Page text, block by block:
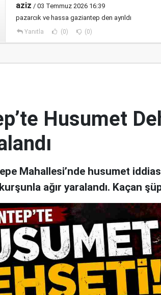
aziz / 03 Temmuz 2026 16:39
pazarcık ve hassa gaziantep den ayrıldı
Yanıtla (0) (0)
Husumet
Mahallesi’nde husumet
ağır yaralandı. Kaçan